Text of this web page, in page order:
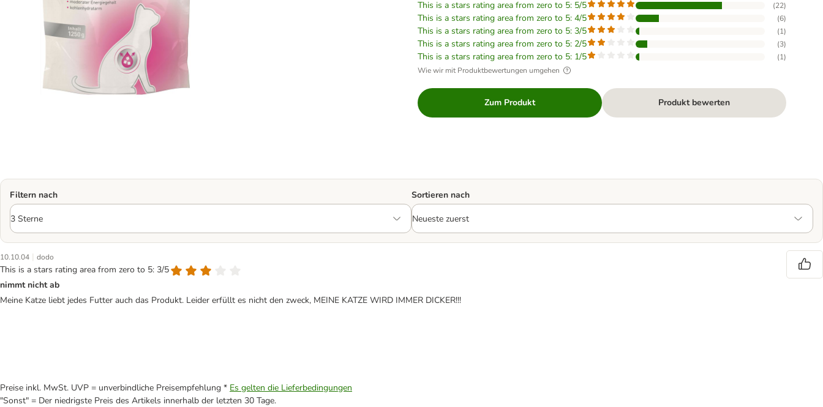
This is a stars rating area from zero to 5: 5/5 (22)
This is a stars rating area from zero to 5: 4/5 (6)
This is a stars rating area from zero to 5: 3/5 (1)
This is a stars rating area from zero to 5: 2/5 (3)
This is a stars rating area from zero to 5: 1/5 (1)
Wie wir mit Produktbewertungen umgehen
Zum Produkt Produkt bewerten
Filtern nach Sortieren nach
10.10.04 | dodo
This is a stars rating area from zero to 5: 3/5
nimmt nicht ab
Meine Katze liebt jedes Futter auch das Produkt. Leider erfüllt es nicht den zweck, MEINE KATZE WIRD IMMER DICKER!!!
Preise inkl. MwSt. UVP = unverbindliche Preisempfehlung * Es gelten die Lieferbedingungen
"Sonst" = Der niedrigste Preis des Artikels innerhalb der letzten 30 Tage.